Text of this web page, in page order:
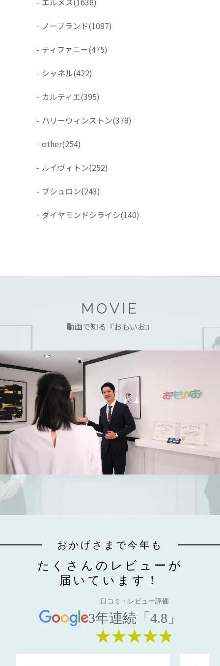
- ノーブランド(1087)
- ティファニー(475)
- シャネル(422)
- カルティエ(395)
- ハリーウィンストン(378)
- other(254)
- ルイヴィトン(252)
- ブシュロン(243)
- ダイヤモンドシライシ(140)
MOVIE
動画で知る『おもいお』
おかげさまで今年も
たくさんのレビューが
届いています！
口コミ・レビュー評価
3年連続「4.8」
★★★★★